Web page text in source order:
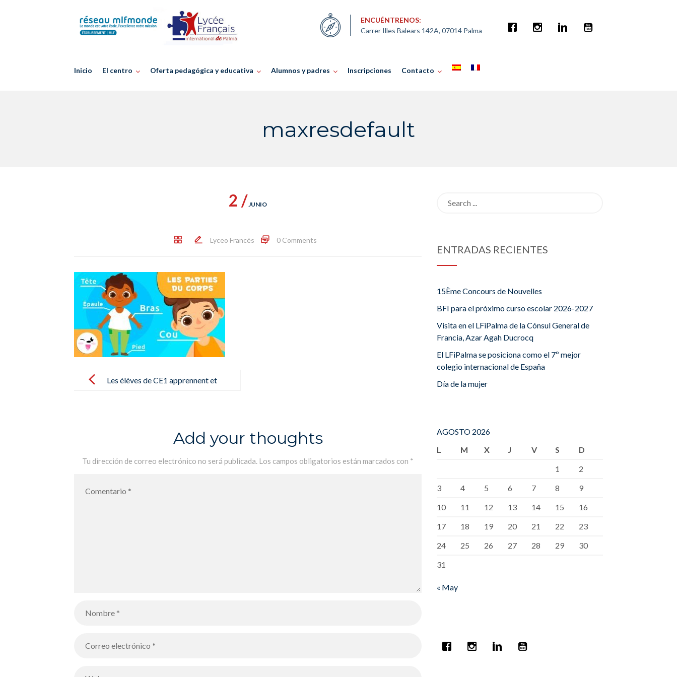
ENCUÉNTRENOS:
Carrer Illes Balears 142A, 07014 Palma
Inicio El centro Oferta pedagógica y educativa Alumnos y padres Inscripciones Contacto
maxresdefault
2 /JUNIO
Lyceo Francés 0 Comments
navigationLes élèves de CE1 apprennent et
Add your thoughts
Tu dirección de correo electrónico no será publicada. Los campos obligatorios están marcados con *
ENTRADAS RECIENTES
15Ème Concours de Nouvelles
BFI para el próximo curso escolar 2026-2027
Visita en el LFiPalma de la Cónsul General de
Francia, Azar Agah Ducrocq
El LFiPalma se posiciona como el 7º mejor
colegio internacional de España
Día de la mujer
AGOSTO 2026
L
M X J V S
D
1
2
3
4 5 6 7 8
9
10
11 12 13 14 15
16
17
18 19 20 21 22
23
24
25 26 27 28 29
30
31
« May